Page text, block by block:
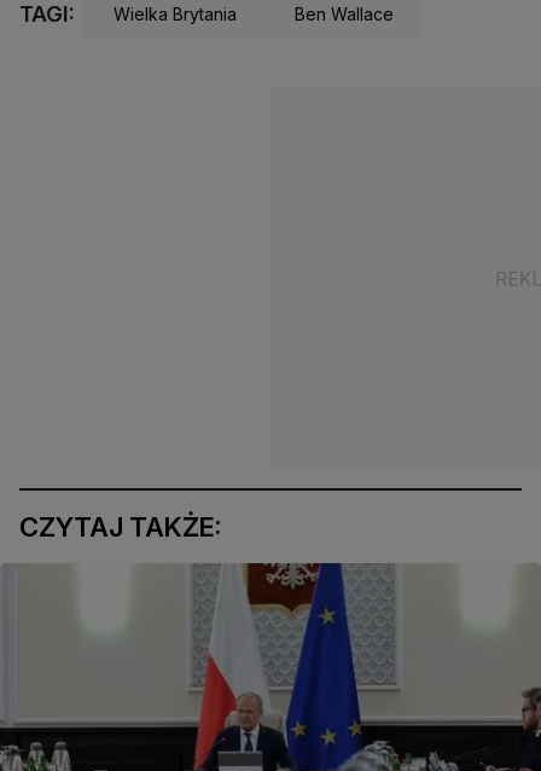
TAGI: Wielka Brytania Ben Wallace
CZYTAJ TAKŻE: